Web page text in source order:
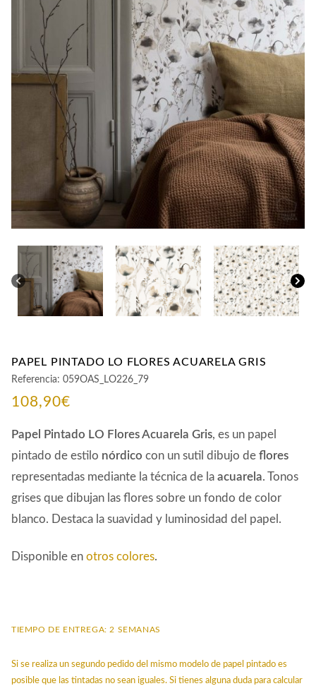
CONTACTO
PAPEL PINTADO LO FLORES ACUARELA GRIS
Referencia: 059OAS_LO226_79
108,90€
Papel Pintado LO Flores Acuarela Gris, es un papel
pintado de estilo nórdico con un sutil dibujo de flores
representadas mediante la técnica de la acuarela. Tonos
grises que dibujan las flores sobre un fondo de color
blanco. Destaca la suavidad y luminosidad del papel.
Disponible en otros colores.
TIEMPO DE ENTREGA: 2 SEMANAS
Si se realiza un segundo pedido del mismo modelo de papel pintado es
posible que las tintadas no sean iguales. Si tienes alguna duda para calcular